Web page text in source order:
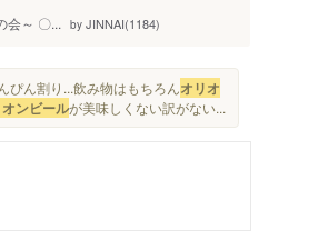
会～ 〇... by JINNAI(1184)
ん割り...飲み物はもちろんオリオ
ンビールが美味しくない訳がない...